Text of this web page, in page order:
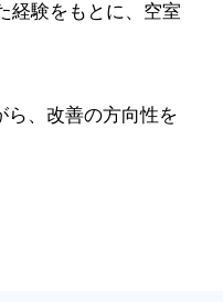
経験をもとに、空室
ら、改善の方向性を